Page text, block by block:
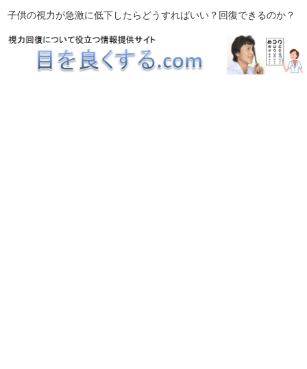
子供の視力が急激に低下したらどうすればいい？回復できるのか？